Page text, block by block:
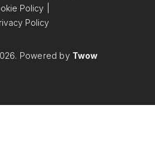
Policy
Policy
Powered by Twow